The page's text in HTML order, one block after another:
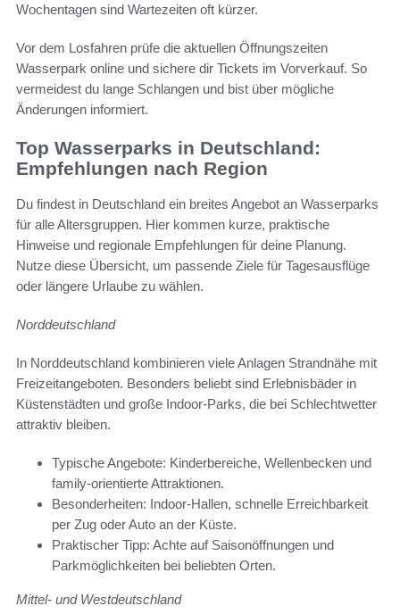
Wochentagen sind Wartezeiten oft kürzer.
Vor dem Losfahren prüfe die aktuellen Öffnungszeiten
Wasserpark online und sichere dir Tickets im Vorverkauf. So
vermeidest du lange Schlangen und bist über mögliche
Änderungen informiert.
Top Wasserparks in Deutschland:
Empfehlungen nach Region
Du findest in Deutschland ein breites Angebot an Wasserparks
für alle Altersgruppen. Hier kommen kurze, praktische
Hinweise und regionale Empfehlungen für deine Planung.
Nutze diese Übersicht, um passende Ziele für Tagesausflüge
oder längere Urlaube zu wählen.
Norddeutschland
In Norddeutschland kombinieren viele Anlagen Strandnähe mit
Freizeitangeboten. Besonders beliebt sind Erlebnisbäder in
Küstenstädten und große Indoor-Parks, die bei Schlechtwetter
attraktiv bleiben.
Typische Angebote: Kinderbereiche, Wellenbecken und
family-orientierte Attraktionen.
Besonderheiten: Indoor-Hallen, schnelle Erreichbarkeit
per Zug oder Auto an der Küste.
Praktischer Tipp: Achte auf Saisonöffnungen und
Parkmöglichkeiten bei beliebten Orten.
Mittel- und Westdeutschland